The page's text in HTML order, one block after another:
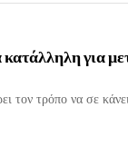
κατάλληλη για
τον τρόπο να σε